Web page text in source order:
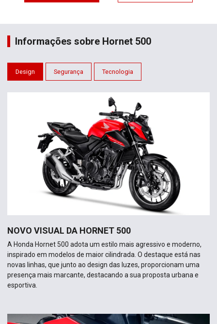
Informações sobre Hornet 500
Design Segurança Tecnologia
NOVO VISUAL DA HORNET 500
A Honda Hornet 500 adota um estilo mais agressivo e moderno,
inspirado em modelos de maior cilindrada. O destaque está nas
novas linhas, que junto ao design das luzes, proporcionam uma
presença mais marcante, destacando a sua proposta urbana e
esportiva.